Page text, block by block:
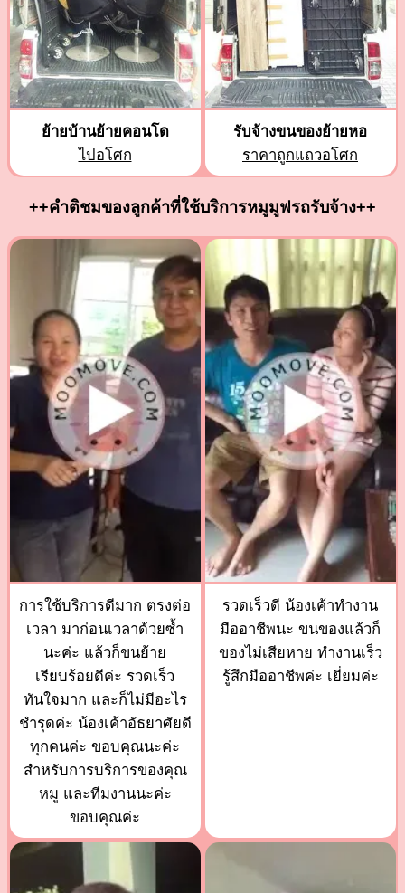
ย้ายบ้านย้ายคอนโด
ไปอโศก
รับจ้างขนของย้ายหอ
ราคาถูกแถวอโศก
++คำติชมของลูกค้าที่ใช้บริการหมูมูฟรถรับจ้าง++
การใช้บริการดีมาก ตรงต่อ
เวลา มาก่อนเวลาด้วยซ้ำ
นะค่ะ แล้วก็ขนย้าย
เรียบร้อยดีค่ะ รวดเร็ว
ทันใจมาก และก็ไม่มีอะไร
ชำรุดค่ะ น้องเค้าอัธยาศัยดี
ทุกคนค่ะ ขอบคุณนะค่ะ
สำหรับการบริการของคุณ
หมู และทีมงานนะค่ะ
ขอบคุณค่ะ
รวดเร็วดี น้องเค้าทำงาน
มืออาชีพนะ ขนของแล้วก็
ของไม่เสียหาย ทำงานเร็ว
รู้สึกมืออาชีพค่ะ เยี่ยมค่ะ